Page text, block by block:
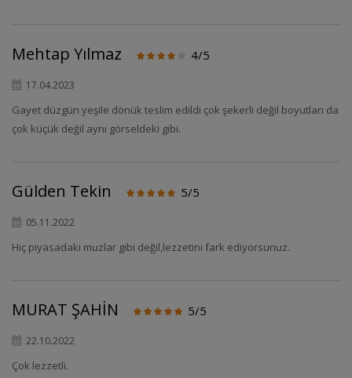
Mehtap Yılmaz 4/5
17.04.2023
Gayet düzgün yeşile dönük teslim edildi çok şekerli değil boyutları da
çok küçük değil aynı görseldeki gibi.
Gülden Tekin 5/5
05.11.2022
Hiç piyasadaki muzlar gibi değil,lezzetini fark ediyorsunuz.
MURAT ŞAHİN 5/5
22.10.2022
Çok lezzetli.